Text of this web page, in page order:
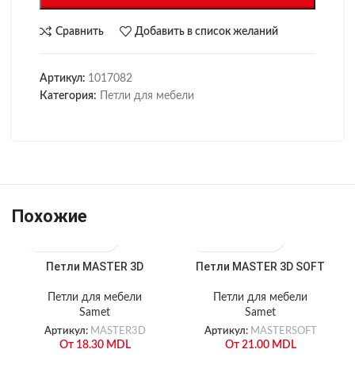
Сравнить Добавить в список желаний
Артикул: 1017082
Категория:
Петли для мебели
Похожие
Петли MASTER 3D
Петли для мебели
Samet
Артикул: MASTER3D
От 18.30 MDL
Петли MASTER 3D SOFT
Петли для мебели
Samet
Артикул: MASTERSOFT
От 21.00 MDL